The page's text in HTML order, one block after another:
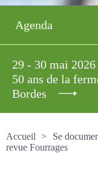
Agenda
29 - 30 mai 2026
50 ans de la
Bordes
Accueil
Se
La revue